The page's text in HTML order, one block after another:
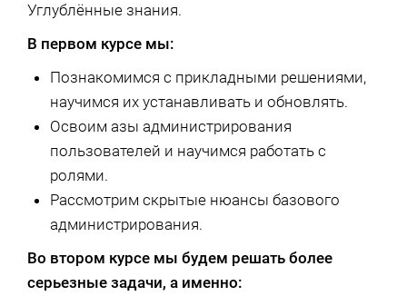
Углублённые знания.
В первом курсе мы:
Познакомимся с прикладными решениями,
научимся их устанавливать и обновлять.
Освоим азы администрирования
пользователей и научимся работать с
ролями.
Рассмотрим скрытые нюансы базового
администрирования.
Во втором курсе мы будем решать более
серьезные задачи, а именно: